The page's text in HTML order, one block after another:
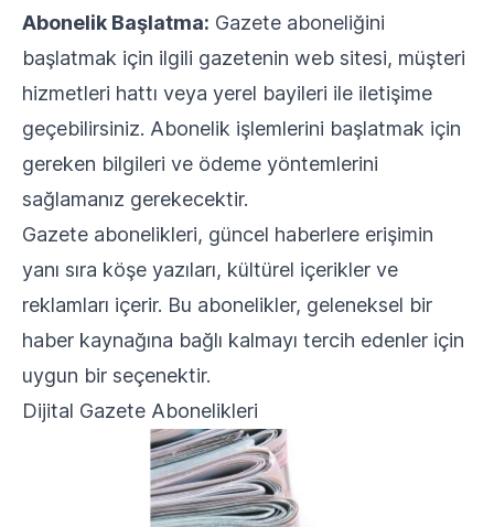
Abonelik Başlatma: Gazete aboneliğini
başlatmak için ilgili gazetenin web sitesi, müşteri
hizmetleri hattı veya yerel bayileri ile iletişime
geçebilirsiniz. Abonelik işlemlerini başlatmak için
gereken bilgileri ve ödeme yöntemlerini
sağlamanız gerekecektir.
Gazete abonelikleri, güncel haberlere erişimin
yanı sıra köşe yazıları, kültürel içerikler ve
reklamları içerir. Bu abonelikler, geleneksel bir
haber kaynağına bağlı kalmayı tercih edenler için
uygun bir seçenektir.
Dijital Gazete Abonelikleri